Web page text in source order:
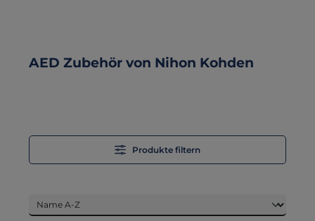
AED Zubehör von Nihon Kohden
Produkte filtern